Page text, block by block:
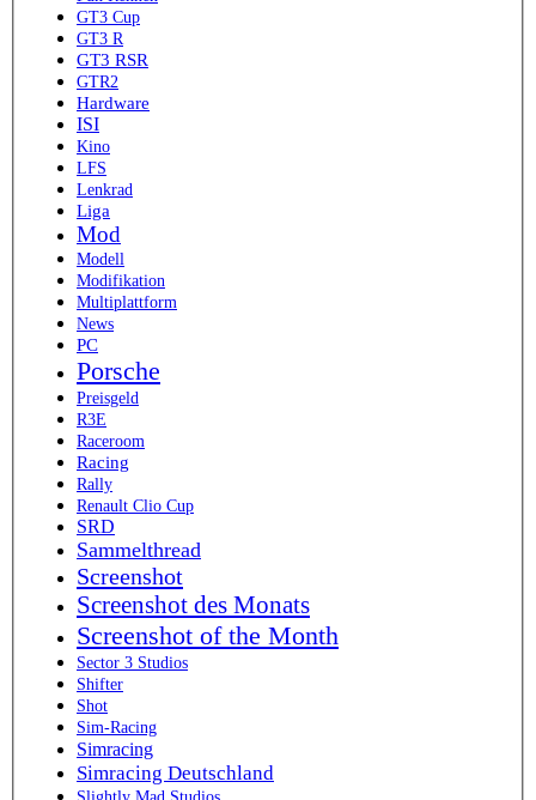
GT3 Cup
GT3 R
GT3 RSR
GTR2
Hardware
ISI
Kino
LFS
Lenkrad
Liga
Mod
Modell
Modifikation
Multiplattform
News
PC
Porsche
Preisgeld
R3E
Raceroom
Racing
Rally
Renault Clio Cup
SRD
Sammelthread
Screenshot
Screenshot des Monats
Screenshot of the Month
Sector 3 Studios
Shifter
Shot
Sim-Racing
Simracing
Simracing Deutschland